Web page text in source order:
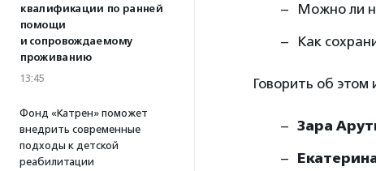
квалификации по ранней
помощи
и сопровождаемому
проживанию
13:45
Фонд «Катрен» поможет
внедрить современные
подходы к детской
реабилитации
Можно ли
Как
Говорить об этом
Зара